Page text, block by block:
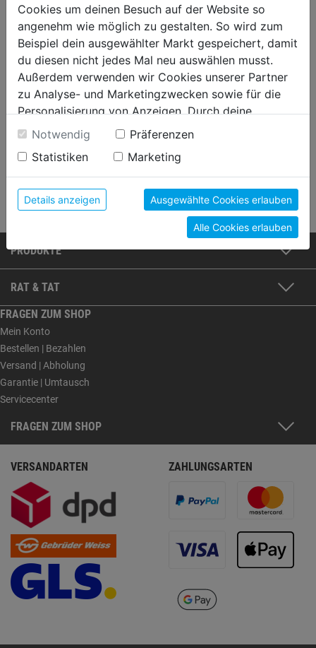
GASPERL & SCHLADECK
Ihr Farben-Fachbetrieb in Innsbruck!
WEITER LESEN
PRODUKTE
RAT & TAT
FRAGEN ZUM SHOP
Mein Konto
Bestellen | Bezahlen
Versand | Abholung
Garantie | Umtausch
Servicecenter
FRAGEN ZUM SHOP
VERSANDARTEN ZAHLUNGSARTEN
Cookies um deinen Besuch auf der Website so
angenehm wie möglich zu gestalten. So wird zum
Beispiel dein ausgewählter Markt gespeichert, damit
du diesen nicht jedes Mal neu auswählen musst.
Außerdem verwenden wir Cookies unserer Partner
zu Analyse- und Marketingzwecken sowie für die
Personalisierung von Anzeigen. Durch deine
Einwilligung werden die Daten von Drittanbieter,
unter anderem auch in den USA, verarbeitet.
Durch Klick auf "Alle Cookies erlauben" stimmst du
der Verwendung aller Cookies zu. Unter "Details
anzeigen" findest du alle Infos zu den
unterschiedlichen Cookies, unter "Cookies
Konfigurieren" kannst du auswählen, welche Cookies
du zulassen möchtest und welche nicht.
Datenschutzerklärung
Notwendig
Präferenzen
Statistiken
Marketing
Details anzeigen Ausgewählte Cookies erlauben
Alle Cookies erlauben